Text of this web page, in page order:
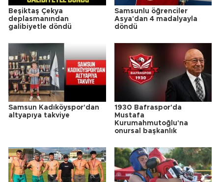
Beşiktaş Çekya
deplasmanından
galibiyetle döndü
Samsunlu öğrenciler
Asya'dan 4 madalyayla
döndü
Samsun Kadıköyspor'dan
altyapıya takviye
1930 Bafraspor'da
Mustafa
Kurumahmutoğlu'na
onursal başkanlık